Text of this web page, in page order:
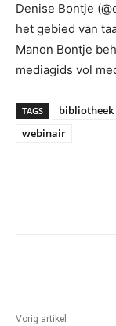
Denise Bontje
het gebied van
Manon Bontje
mediagids vol
TAGS bibliotheek
webinair
Vorig artikel